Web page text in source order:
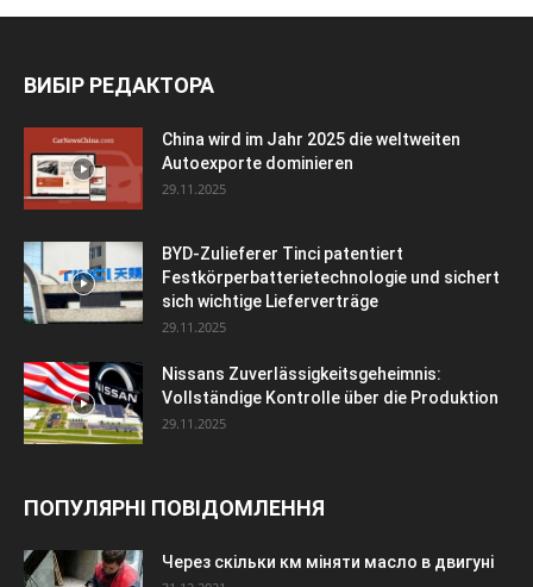
ВИБІР РЕДАКТОРА
China wird im Jahr 2025 die weltweiten
Autoexporte dominieren
29.11.2025
BYD-Zulieferer Tinci patentiert
Festkörperbatterietechnologie und sichert
sich wichtige Lieferverträge
29.11.2025
Nissans Zuverlässigkeitsgeheimnis:
Vollständige Kontrolle über die Produktion
29.11.2025
ПОПУЛЯРНІ ПОВІДОМЛЕННЯ
Через скільки км міняти масло в двигуні